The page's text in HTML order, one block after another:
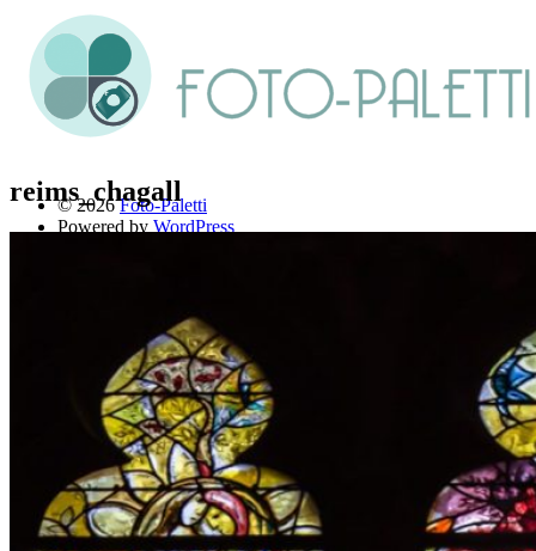
reims_chagall
© 2026Foto-Paletti
Powered by WordPress
Portfolio
Florales
Menschen
Stadt und Land
Weitere Fotoblogs
Über mich
Impressum
Datenschutz